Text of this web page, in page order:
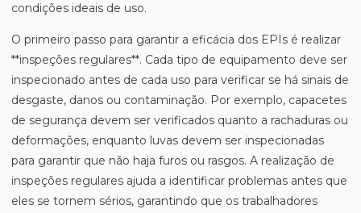
condições ideais de uso.
O primeiro passo para garantir a eficácia dos EPIs é realizar
**inspeções regulares**. Cada tipo de equipamento deve ser
inspecionado antes de cada uso para verificar se há sinais de
desgaste, danos ou contaminação. Por exemplo, capacetes
de segurança devem ser verificados quanto a rachaduras ou
deformações, enquanto luvas devem ser inspecionadas
para garantir que não haja furos ou rasgos. A realização de
inspeções regulares ajuda a identificar problemas antes que
eles se tornem sérios, garantindo que os trabalhadores